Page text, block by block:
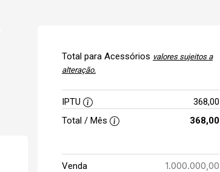
Total para Acessórios valores sujeitos a
alteração.
IPTU
368,00
Total / Mês
368,00
Venda 1.000.000,00